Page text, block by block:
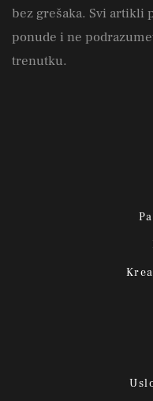
bez grešaka. Svi artikli
ponude i ne
trenutku.